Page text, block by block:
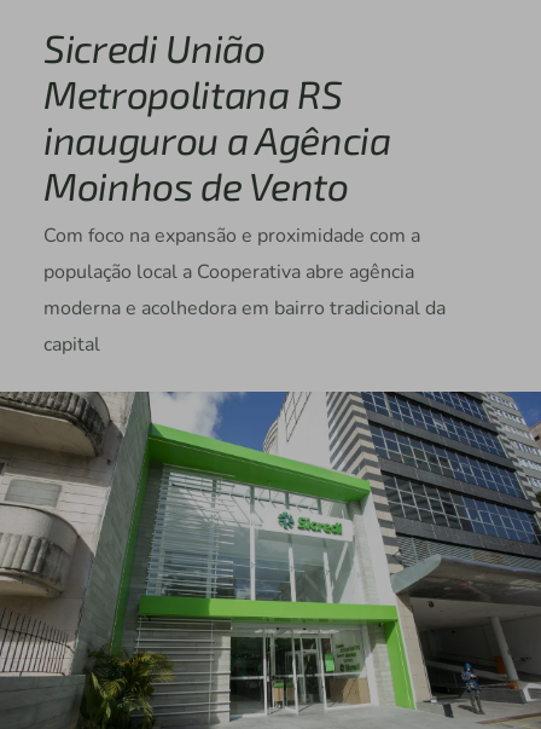
Sicredi União
Metropolitana RS
inaugurou a Agência
Moinhos de Vento
Com foco na expansão e proximidade com a
população local a Cooperativa abre agência
moderna e acolhedora em bairro tradicional da
capital